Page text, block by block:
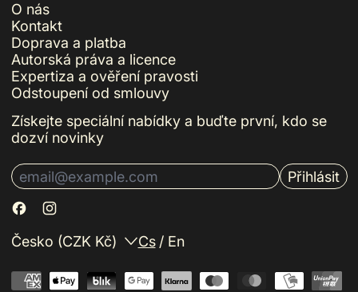
O nás
Kontakt
Doprava a platba
Autorská práva a licence
Expertiza a ověření pravosti
Odstoupení od smlouvy
Získejte speciální nabídky a buďte první, kdo se
dozví novinky
E-mailová adresa Přihlásit
Země/oblast
Česko (CZK Kč) Jazyk
Cs / En